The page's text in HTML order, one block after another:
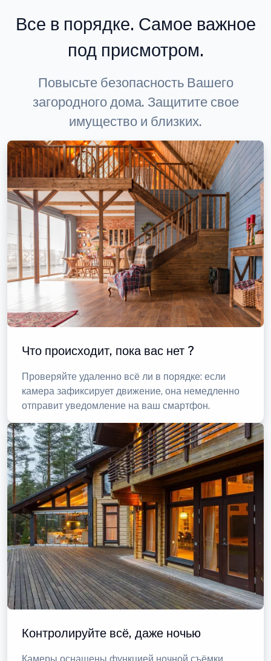
Все в порядке. Самое важное
под присмотром.
Повысьте безопасность Вашего
загородного дома. Защитите свое
имущество и близких.
Что происходит, пока вас нет ?
Проверяйте удаленно всё ли в порядке: если
камера зафиксирует движение, она немедленно
отправит уведомление на ваш смартфон.
Контролируйте всё, даже ночью